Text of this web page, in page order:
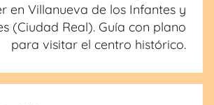
en Villanueva de los Infantes y
(Ciudad Real). Guía con plano
para visitar el centro histórico.